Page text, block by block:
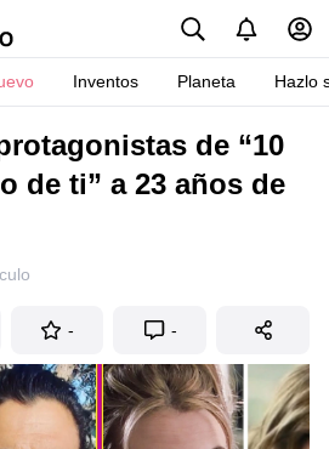
Inventos Planeta Hazlo
de “10
de ti” a 23 años de
- -